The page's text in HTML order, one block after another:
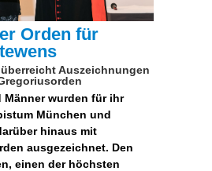
Orden für
Auszeichnungen
Männer wurden für ihr
München und
hinaus mit
ausgezeichnet. Den
einen der höchsten